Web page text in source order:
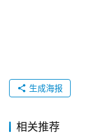
生成海报
相关推荐